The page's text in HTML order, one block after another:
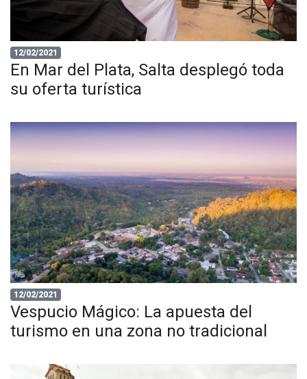
12/02/2021
En Mar del Plata, Salta desplegó toda
su oferta turística
12/02/2021
Vespucio Mágico: La apuesta del
turismo en una zona no tradicional